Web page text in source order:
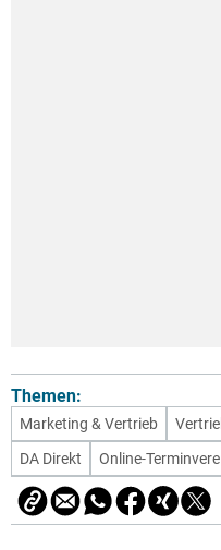
Themen:
Marketing & Vertrieb
DA Direkt
Online-